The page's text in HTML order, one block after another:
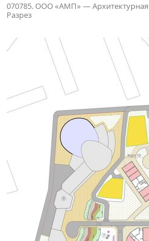
070785. ООО «АМП» — Архитектурная
Разрез